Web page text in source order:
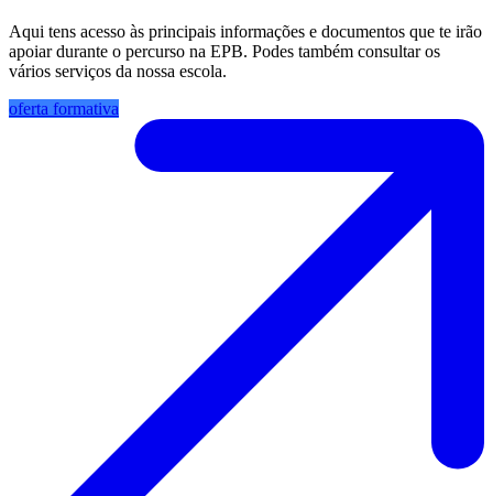
Aqui tens acesso às principais informações e documentos que te irão
apoiar durante o percurso na EPB. Podes também consultar os
vários serviços da nossa escola.
oferta formativa